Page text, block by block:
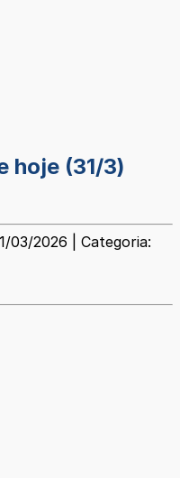
hoje (31/3)
03/2026 | Categoria: